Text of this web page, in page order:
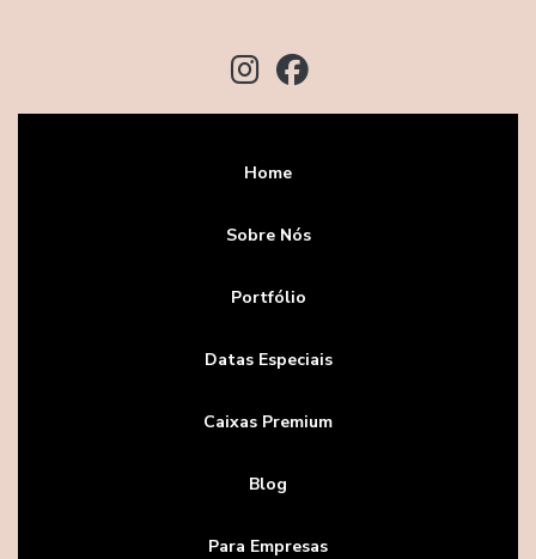
Home
Sobre Nós
Portfólio
Datas Especiais
Caixas Premium
Blog
Para Empresas